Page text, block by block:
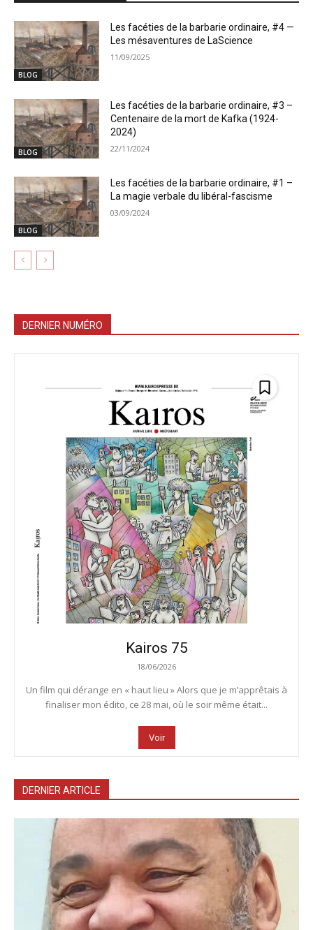
BLOG
Les facéties de la barbarie ordinaire, #4 —
Les mésaventures de LaScience
11/09/2025
BLOG
Les facéties de la barbarie ordinaire, #3 –
Centenaire de la mort de Kafka (1924-
2024)
22/11/2024
BLOG
Les facéties de la barbarie ordinaire, #1 –
La magie verbale du libéral-fascisme
03/09/2024
DERNIER NUMÉRO
Kairos 75
18/06/2026
Un film qui dérange en « haut lieu » Alors que je m’apprêtais à
finaliser mon édito, ce 28 mai, où le soir même était...
Voir
DERNIER ARTICLE